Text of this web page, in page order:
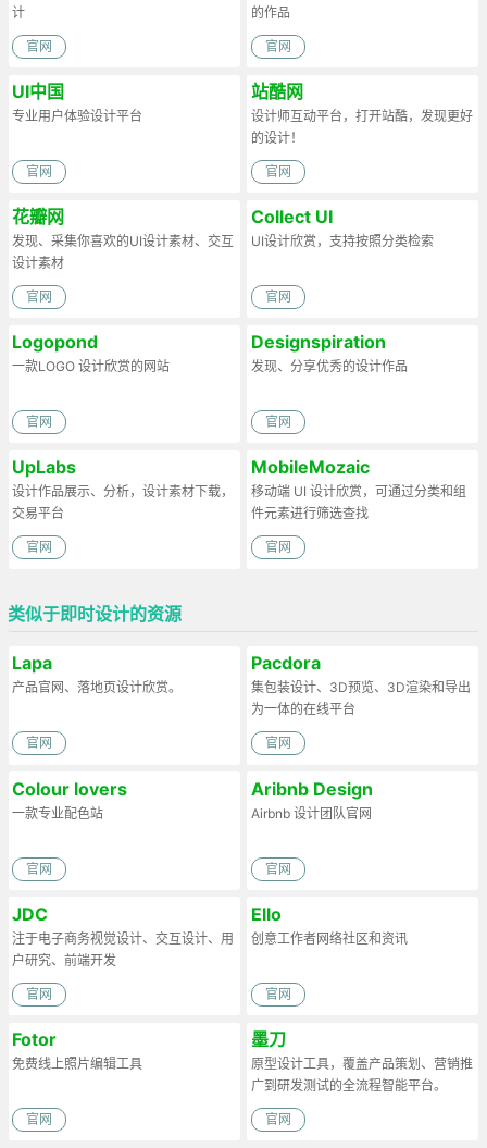
计
官网
的作品
官网
UI中国
专业用户体验设计平台
官网
站酷网
设计师互动平台，打开站酷，发现更好
的设计！
官网
花瓣网
发现、采集你喜欢的UI设计素材、交互
设计素材
官网
Collect UI
UI设计欣赏，支持按照分类检索
官网
Logopond
一款LOGO 设计欣赏的网站
官网
Designspiration
发现、分享优秀的设计作品
官网
UpLabs
设计作品展示、分析，设计素材下载，
交易平台
官网
MobileMozaic
移动端 UI 设计欣赏，可通过分类和组
件元素进行筛选查找
官网
类似于即时设计的资源
Lapa
产品官网、落地页设计欣赏。
官网
Pacdora
集包装设计、3D预览、3D渲染和导出
为一体的在线平台
官网
Colour lovers
一款专业配色站
官网
Aribnb Design
Airbnb 设计团队官网
官网
JDC
注于电子商务视觉设计、交互设计、用
户研究、前端开发
官网
Ello
创意工作者网络社区和资讯
官网
Fotor
免费线上照片编辑工具
官网
墨刀
原型设计工具，覆盖产品策划、营销推
广到研发测试的全流程智能平台。
官网